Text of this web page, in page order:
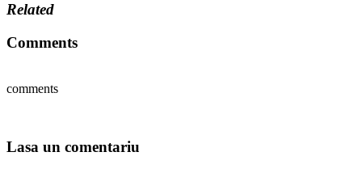
Related
Comments
comments
Lasa un comentariu